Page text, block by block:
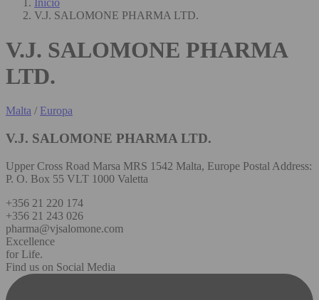
V.J. SALOMONE PHARMA LTD.
V.J. SALOMONE PHARMA
LTD.
Malta / Europa
V.J. SALOMONE PHARMA LTD.
Upper Cross Road Marsa MRS 1542 Malta, Europe Postal Address:
P. O. Box 55 VLT 1000 Valetta
+356 21 220 174
+356 21 243 026
pharma@vjsalomone.com
Excellence
for Life.
Find us on Social Media